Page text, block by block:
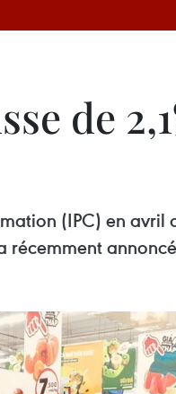
de
(IPC) en
récemment